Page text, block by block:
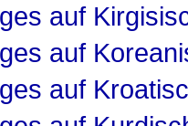
auf
auf
auf